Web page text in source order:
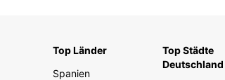
Top Länder
Spanien
Top Städte
Deutschland